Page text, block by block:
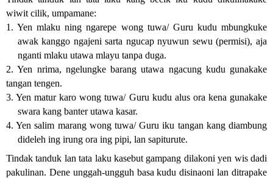
wiwit cilik, umpamane:
1. Yen mlaku ning ngarepe wong tuwa/ Guru kudu mbungkuke
awak kanggo ngajeni sarta ngucap nyuwun sewu (permisi), aja
nganti mlaku utawa mlayu tanpa duga.
2. Yen nrima, ngelungke barang utawa ngacung kudu gunakake
tangan tengen.
3. Yen matur karo wong tuwa/ Guru kudu alus ora kena gunakake
swara kang banter utawa kasar.
4. Yen salim marang wong tuwa/ Guru iku tangan kang diambung
dideleh ing irung ora ing pipi, lan sapiturute.
Tindak tanduk lan tata laku kasebut gampang dilakoni yen wis dadi
pakulinan. Dene unggah-ungguh basa kudu disinaoni lan ditrapake